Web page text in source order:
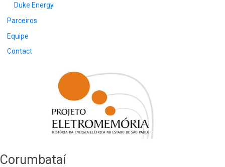
Duke Energy
Parceiros
Equipe
Contact
Corumbataí